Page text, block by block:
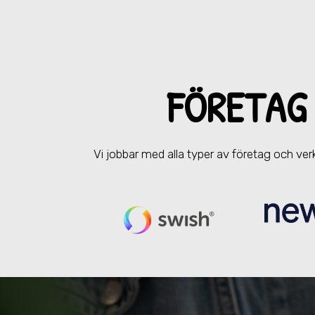
Vi jobbar med alla typer av företag och